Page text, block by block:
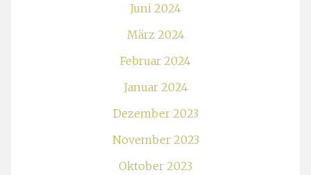
Juni 2024
März 2024
Februar 2024
Januar 2024
Dezember 2023
November 2023
Oktober 2023